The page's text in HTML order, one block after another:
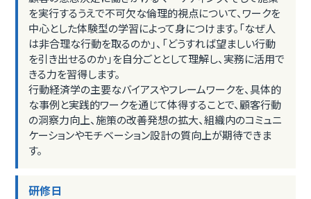
を実行するうえで不可欠な倫理的視点について、ワークを
中心とした体験型の学習によって身につけます。「なぜ人
は非合理な行動を取るのか」、「どうすれば望ましい行動
を引き出せるのか」を自分ごととして理解し、実務に活用で
きる力を習得します。
行動経済学の主要なバイアスやフレームワークを、具体的
な事例と実践的ワークを通じて体得することで、顧客行動
の洞察力向上、施策の改善発想の拡大、組織内のコミュニ
ケーションやモチベーション設計の質向上が期待できま
す。
研修日